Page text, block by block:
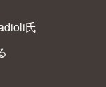
氏